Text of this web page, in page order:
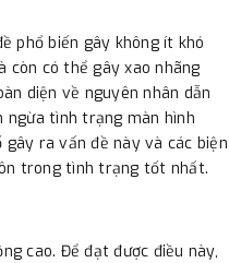
phổ biến gây không ít khó
còn có thể gây xao nhãng
diện về nguyên nhân dẫn
ngừa tình trạng màn hình
ra vấn đề này và các biện
trong tình trạng tốt nhất.
cao. Để đạt được điều này,